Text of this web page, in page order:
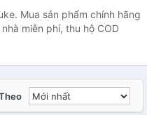
Mua sản phẩm chính hãng
miễn phí, thu hộ COD